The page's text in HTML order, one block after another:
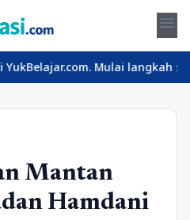
menu
Mulai langkah
Mantan
Hamdani